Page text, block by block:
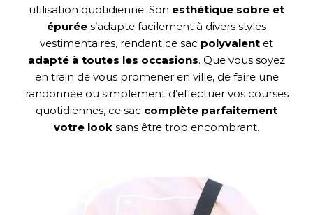
utilisation quotidienne. Son esthétique sobre et
épurée s’adapte facilement à divers styles
vestimentaires, rendant ce sac polyvalent et
adapté à toutes les occasions. Que vous soyez
en train de vous promener en ville, de faire une
randonnée ou simplement d’effectuer vos courses
quotidiennes, ce sac complète parfaitement
votre look sans être trop encombrant.